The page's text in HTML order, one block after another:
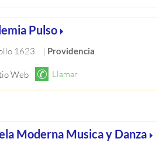
Pulso
1623 | Providencia
Moderna Musica y Danza